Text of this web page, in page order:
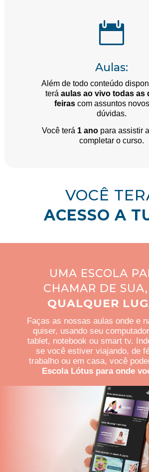

Aulas:
Além de todo conteúdo
terá aulas ao vivo todas as
feiras com assuntos
dúvidas.
Você terá 1 ano para assistir
completar o curso.
VOCÊ
ACESSO A
UMA ESCOLA
CHAMAR DE SUA,
QUALQUER
Faças as nossas aulas onde e
quiser, usando seu
tablet, notebook ou smart tv.
se você estiver viajando, de
trabalho ou em casa, você
Escola Lótus para onde